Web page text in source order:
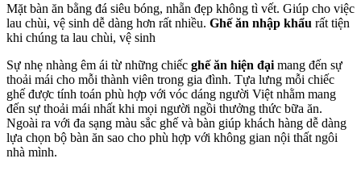
Mặt bàn ăn bằng đá siêu bóng, nhẵn đẹp không tì vết. Giúp cho việc
lau chùi, vệ sinh dễ dàng hơn rất nhiều. Ghế ăn nhập khẩu rất tiện
khi chúng ta lau chùi, vệ sinh
Sự nhẹ nhàng êm ái từ những chiếc ghế ăn hiện đại mang đến sự
thoải mái cho mỗi thành viên trong gia đình. Tựa lưng mỗi chiếc
ghế được tính toán phù hợp với vóc dáng người Việt nhằm mang
đến sự thoải mái nhất khi mọi người ngồi thưởng thức bữa ăn.
Ngoài ra với đa sạng màu sắc ghế và bàn giúp khách hàng dễ dàng
lựa chọn bộ bàn ăn sao cho phù hợp với không gian nội thất ngôi
nhà mình.